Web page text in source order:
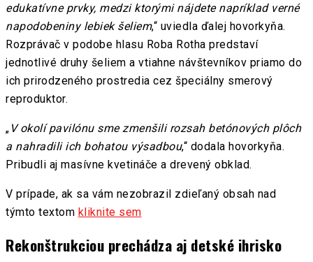
edukatívne prvky, medzi ktorými nájdete napríklad verné
napodobeniny lebiek šeliem,“ uviedla ďalej hovorkyňa.
Rozprávač v podobe hlasu Roba Rotha predstaví
jednotlivé druhy šeliem a vtiahne návštevníkov priamo do
ich prirodzeného prostredia cez špeciálny smerový
reproduktor.
„ V okolí pavilónu sme zmenšili rozsah betónových plôch
a nahradili ich bohatou výsadbou,“ dodala hovorkyňa.
Pribudli aj masívne kvetináče a drevený obklad.
V prípade, ak sa vám nezobrazil zdieľaný obsah nad
týmto textom kliknite sem
Rekonštrukciou prechádza aj detské ihrisko